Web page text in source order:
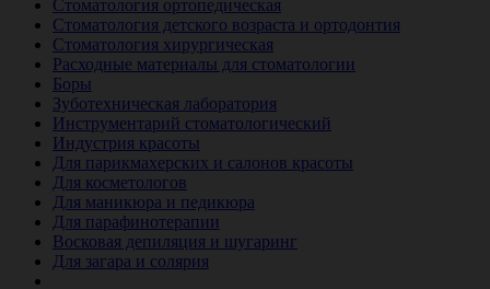
Стоматология ортопедическая
Стоматология детского возраста и ортодонтия
Стоматология хирургическая
Расходные материалы для стоматологии
Боры
Зуботехническая лаборатория
Инструментарий стоматологический
Индустрия красоты
Для парикмахерских и салонов красоты
Для косметологов
Для маникюра и педикюра
Для парафинотерапии
Восковая депиляция и шугаринг
Для загара и солярия